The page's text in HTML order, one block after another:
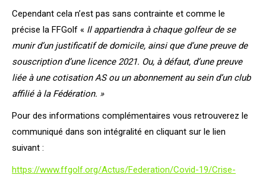
Cependant cela n’est pas sans contrainte et comme le
précise la FFGolf « Il appartiendra à chaque golfeur de se
munir d’un justificatif de domicile, ainsi que d’une preuve de
souscription d’une licence 2021. Ou, à défaut, d’une preuve
liée à une cotisation AS ou un abonnement au sein d’un club
affilié à la Fédération. »
Pour des informations complémentaires vous retrouverez le
communiqué dans son intégralité en cliquant sur le lien
suivant :
https://www.ffgolf.org/Actus/Federation/Covid-19/Crise-